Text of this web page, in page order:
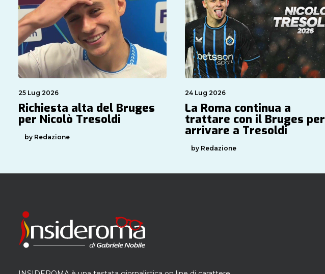
25 Lug 2026
Richiesta alta del Bruges
per Nicolò Tresoldi
by Redazione
24 Lug 2026
La Roma continua a
trattare con il Bruges per
arrivare a Tresoldi
by Redazione